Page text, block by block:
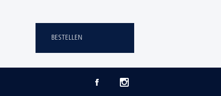
BESTELLEN